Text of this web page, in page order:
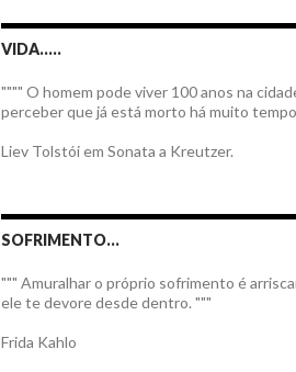
VIDA…..
"""" O homem pode viver 100 anos na
perceber que já está morto há muito
Liev Tolstói em Sonata a Kreutzer.
SOFRIMENTO…
""" Amuralhar o próprio sofrimento é
ele te devore desde dentro. """
Frida Kahlo